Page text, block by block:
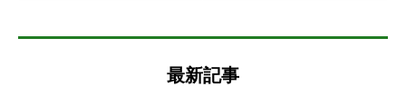
最新記事